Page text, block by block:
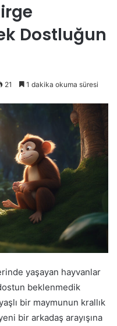
Dostluğun
21 1 dakika okuma süresi
yaşayan hayvanlar
beklenmedik
bir maymunun krallık
bir arkadaş arayışına